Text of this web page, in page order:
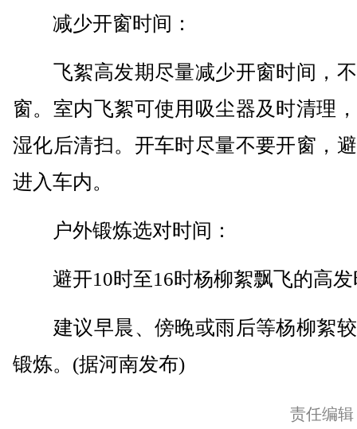
减少开窗时间：
飞絮高发期尽量减少开窗时间，
窗。室内飞絮可使用吸尘器及时清理
湿化后清扫。开车时尽量不要开窗，
进入车内。
户外锻炼选对时间：
避开10时至16时杨柳絮飘飞的高发
建议早晨、傍晚或雨后等杨柳絮
锻炼。(据河南发布)
责任编